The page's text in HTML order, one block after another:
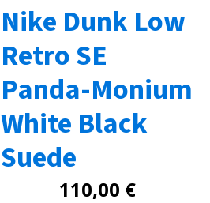
Nike Dunk Low
Retro SE
Panda-Monium
White Black
Suede
110,00 €